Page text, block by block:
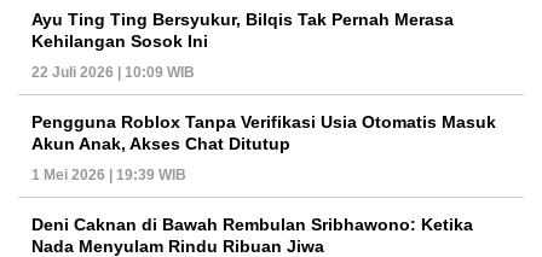
Ayu Ting Ting Bersyukur, Bilqis Tak Pernah Merasa
Kehilangan Sosok Ini
22 Juli 2026 | 10:09 WIB
Pengguna Roblox Tanpa Verifikasi Usia Otomatis Masuk
Akun Anak, Akses Chat Ditutup
1 Mei 2026 | 19:39 WIB
Deni Caknan di Bawah Rembulan Sribhawono: Ketika
Nada Menyulam Rindu Ribuan Jiwa